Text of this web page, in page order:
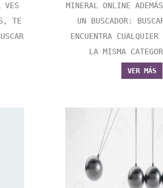
VES
TE
MINERAL ONLINE
UN BUSCADOR:
ENCUENTRA CUALQUIER
LA MISMA
VER MÁS